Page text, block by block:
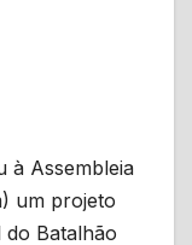
à Assembleia
um projeto
Batalhão